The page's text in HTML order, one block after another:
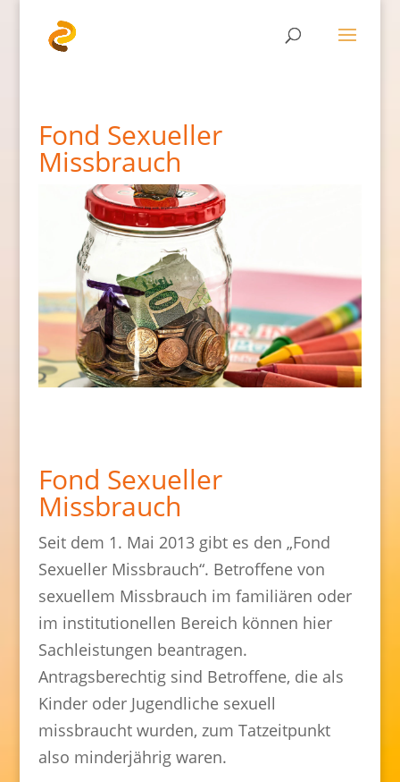
Fond Sexueller
Missbrauch
Fond Sexueller
Missbrauch
Seit dem 1. Mai 2013 gibt es den „Fond
Sexueller Missbrauch“. Betroffene von
sexuellem Missbrauch im familiären oder
im institutionellen Bereich können hier
Sachleistungen beantragen.
Antragsberechtig sind Betroffene, die als
Kinder oder Jugendliche sexuell
missbraucht wurden, zum Tatzeitpunkt
also minderjährig waren.